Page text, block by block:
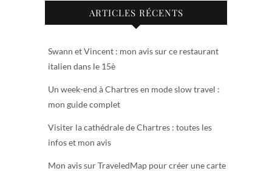
ARTICLES RÉCENTS
Swann et Vincent : mon avis sur ce restaurant
italien dans le 15è
Un week-end à Chartres en mode slow travel :
mon guide complet
Visiter la cathédrale de Chartres : toutes les
infos et mon avis
Mon avis sur TraveledMap pour créer une carte